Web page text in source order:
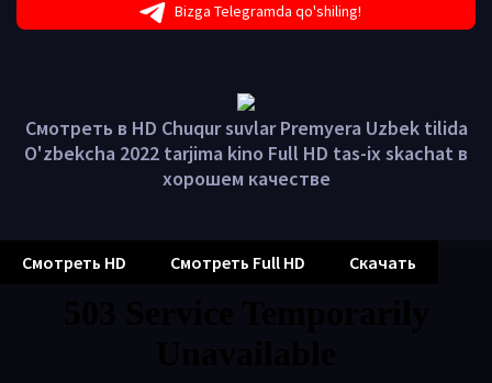
Bizga Telegramda qo'shiling!
Смотреть в HD Chuqur suvlar Premyera Uzbek tilida
O'zbekcha 2022 tarjima kino Full HD tas-ix skachat в
хорошем качестве
Смотреть HD Смотреть Full HD Скачать